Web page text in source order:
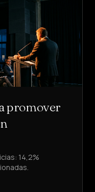
promover
14,2%